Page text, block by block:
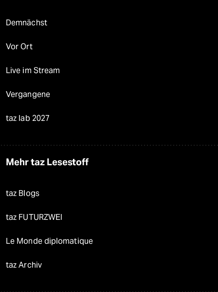
Demnächst
Vor Ort
Live im Stream
Vergangene
taz lab 2027
Mehr taz Lesestoff
taz Blogs
taz FUTURZWEI
Le Monde diplomatique
taz Archiv